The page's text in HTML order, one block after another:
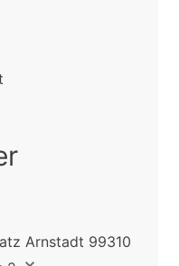
Arnstadt 99310